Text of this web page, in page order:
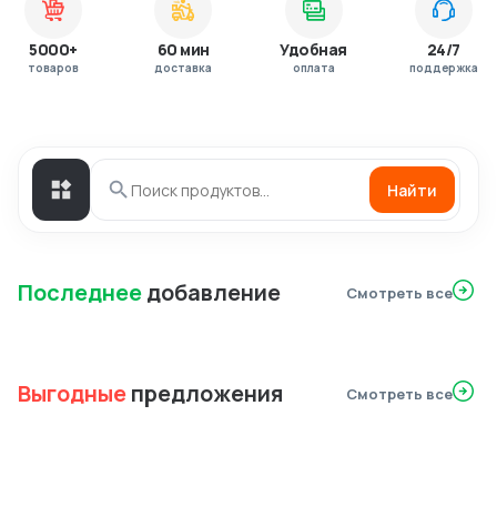
5000+
товаров
60 мин
доставка
Удобная
оплата
24/7
поддержка
Найти
Последнеедобавление Смотреть все
Выгодныепредложения Смотреть все